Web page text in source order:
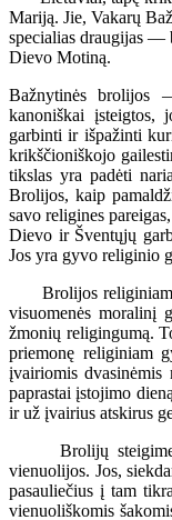
Mariją. Jie, Vakarų
specialias draugijas —
Dievo Motiną.
Bažnytinės brolijos
kanoniškai įsteigtos,
garbinti ir išpažinti
krikščioniškojo
tikslas yra padėti
Brolijos, kaip
savo religines
Dievo ir Šventųjų
Jos yra gyvo religinio
Brolijos religiniame
visuomenės moralinį
žmonių religingumą.
priemonę religiniam
įvairiomis dvasinėmis
paprastai įstojimo
ir už įvairius atskirus
Brolijų steigime ir
vienuolijos. Jos,
pasauliečius į tam
vienuoliškomis